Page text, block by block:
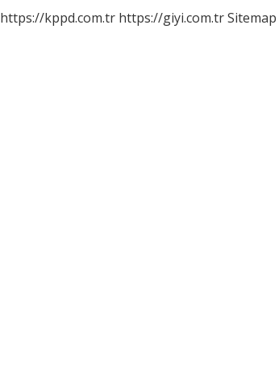
https://kppd.com.tr https://giyi.com.trSitemap